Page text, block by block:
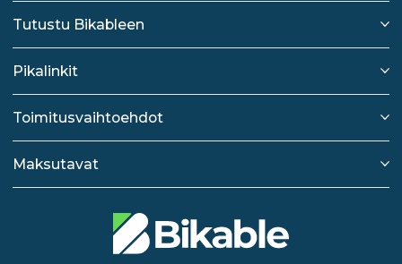
Tutustu Bikableen
Pikalinkit
Toimitusvaihtoehdot
Maksutavat